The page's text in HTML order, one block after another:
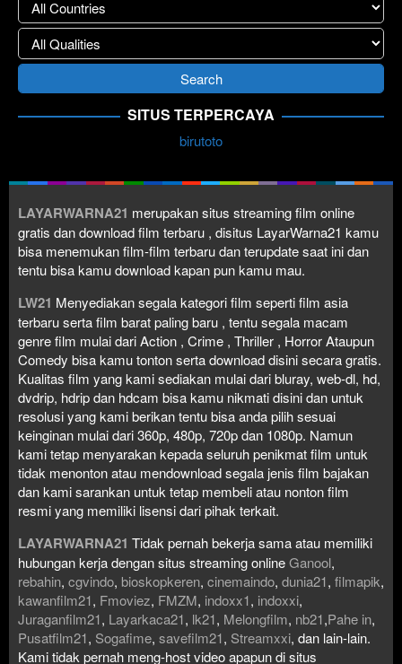
SITUS TERPERCAYA
birutoto
LAYARWARNA21 merupakan situs streaming film online
gratis dan download film terbaru , disitus LayarWarna21 kamu
bisa menemukan film-film terbaru dan terupdate saat ini dan
tentu bisa kamu download kapan pun kamu mau.
LW21 Menyediakan segala kategori film seperti film asia
terbaru serta film barat paling baru , tentu segala macam
genre film mulai dari Action , Crime , Thriller , Horror Ataupun
Comedy bisa kamu tonton serta download disini secara gratis.
Kualitas film yang kami sediakan mulai dari bluray, web-dl, hd,
dvdrip, hdrip dan hdcam bisa kamu nikmati disini dan untuk
resolusi yang kami berikan tentu bisa anda pilih sesuai
keinginan mulai dari 360p, 480p, 720p dan 1080p. Namun
kami tetap menyarakan kepada seluruh penikmat film untuk
tidak menonton atau mendownload segala jenis film bajakan
dan kami sarankan untuk tetap membeli atau nonton film
resmi yang memiliki lisensi dari pihak terkait.
LAYARWARNA21 Tidak pernah bekerja sama atau memiliki
hubungan kerja dengan situs streaming onlineGanool,
rebahin, cgvindo, bioskopkeren, cinemaindo, dunia21, filmapik,
kawanfilm21, Fmoviez, FMZM, indoxx1, indoxxi,
Juraganfilm21, Layarkaca21, lk21, Melongfilm, nb21,Pahe in,
Pusatfilm21, Sogafime, savefilm21, Streamxxi, dan lain-lain.
Kami tidak pernah meng-host video apapun di situs